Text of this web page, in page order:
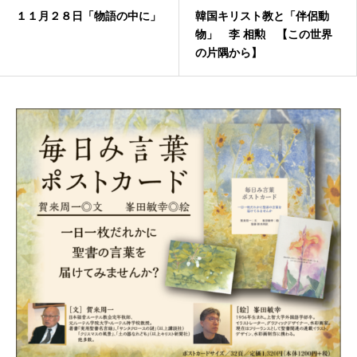
１１月２８日「物語の中に」
韓国キリスト教と「伴侶動
物」 李 相勲 【この世界
の片隅から】